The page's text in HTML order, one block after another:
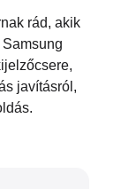
rád, akik
javításról,